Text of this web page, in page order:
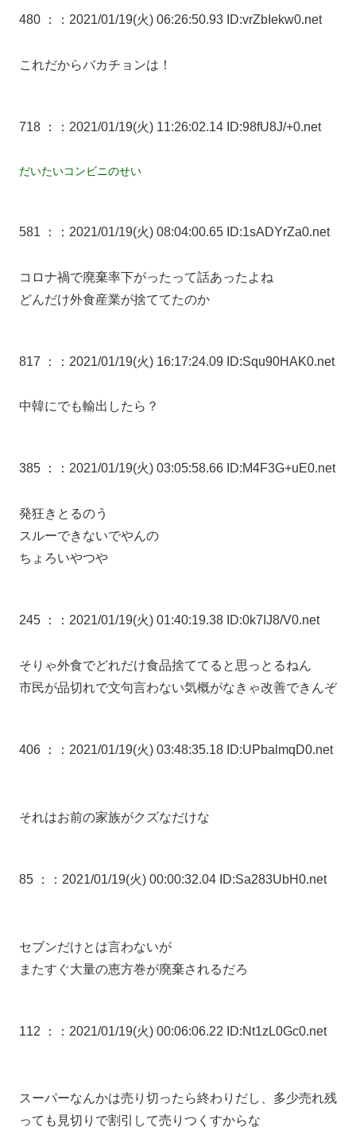
480 ： ：2021/01/19(火) 06:26:50.93 ID:vrZbIekw0.net
これだからバカチョンは！
718 ： ：2021/01/19(火) 11:26:02.14 ID:98fU8J/+0.net
だいたいコンビニのせい
581 ： ：2021/01/19(火) 08:04:00.65 ID:1sADYrZa0.net
コロナ禍で廃棄率下がったって話あったよね
どんだけ外食産業が捨ててたのか
817 ： ：2021/01/19(火) 16:17:24.09 ID:Squ90HAK0.net
中韓にでも輸出したら？
385 ： ：2021/01/19(火) 03:05:58.66 ID:M4F3G+uE0.net
発狂きとるのう
スルーできないでやんの
ちょろいやつや
245 ： ：2021/01/19(火) 01:40:19.38 ID:0k7IJ8/V0.net
そりゃ外食でどれだけ食品捨ててると思っとるねん
市民が品切れで文句言わない気概がなきゃ改善できんぞ
406 ： ：2021/01/19(火) 03:48:35.18 ID:UPbalmqD0.net
それはお前の家族がクズなだけな
85 ： ：2021/01/19(火) 00:00:32.04 ID:Sa283UbH0.net
セブンだけとは言わないが
またすぐ大量の恵方巻が廃棄されるだろ
112 ： ：2021/01/19(火) 00:06:06.22 ID:Nt1zL0Gc0.net
スーパーなんかは売り切ったら終わりだし、多少売れ残
っても見切りで割引して売りつくすからな